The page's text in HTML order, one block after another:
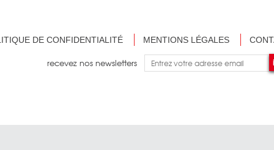
DE CONFIDENTIALITÉ MENTIONS LÉGALES
recevez nos newsletters